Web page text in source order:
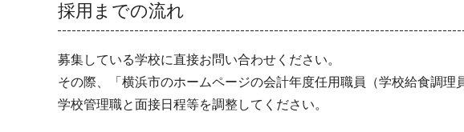
採用までの流れ
募集している学校に直接お問い合わせください。
その際、「横浜市のホームページの会計年度任用職員（学校給食調
学校管理職と面接日程等を調整してください。